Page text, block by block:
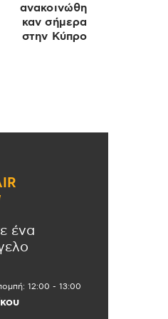
ανακοινώθη
καν σήμερα
στην Κύπρο
ένα
12:00 - 13:00